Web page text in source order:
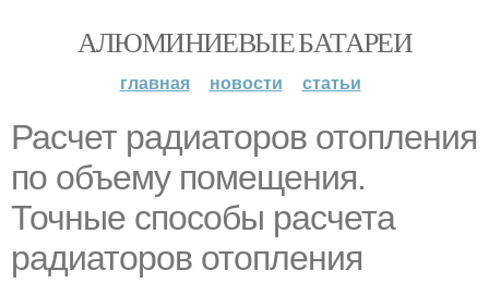
АЛЮМИНИЕВЫЕ БАТАРЕИ
главная новости статьи
Расчет радиаторов отопления
по объему помещения.
Точные способы расчета
радиаторов отопления